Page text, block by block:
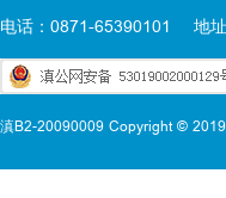
电话：0871-65390101 地
滇B2-20090009 Copyright ©